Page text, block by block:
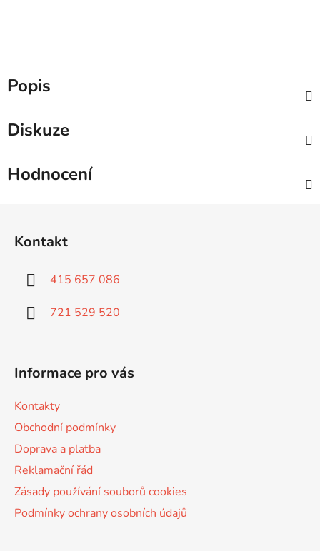
Popis
Diskuze
Hodnocení
Kontakt
415 657 086
721 529 520
Informace pro vás
Kontakty
Obchodní podmínky
Doprava a platba
Reklamační řád
Zásady používání souborů cookies
Podmínky ochrany osobních údajů